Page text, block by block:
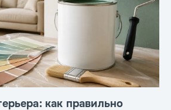
как правильно